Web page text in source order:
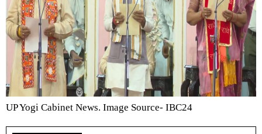
UP Yogi Cabinet News. Image Source- IBC24